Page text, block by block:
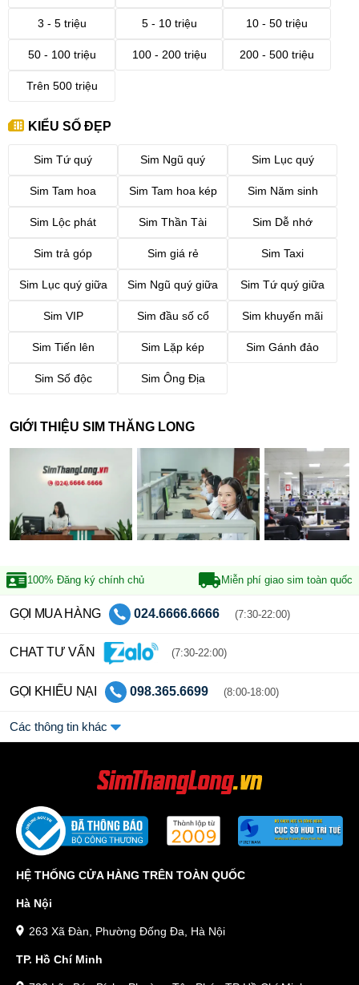
3 - 5 triệu 5 - 10 triệu 10 - 50 triệu
50 - 100 triệu 100 - 200 triệu 200 - 500 triệu
Trên 500 triệu
KIỂU SỐ ĐẸP
Sim Tứ quý Sim Ngũ quý Sim Lục quý
Sim Tam hoa Sim Tam hoa kép Sim Năm sinh
Sim Lộc phát Sim Thần Tài Sim Dễ nhớ
Sim trả góp Sim giá rẻ Sim Taxi
Sim Lục quý giữa Sim Ngũ quý giữa Sim Tứ quý giữa
Sim VIP Sim đầu số cổ Sim khuyến mãi
Sim Tiến lên Sim Lặp kép Sim Gánh đảo
Sim Số độc Sim Ông Địa
GIỚI THIỆU SIM THĂNG LONG
100% Đăng ký chính chủ Miễn phí giao sim toàn quốc
GỌI MUA HÀNG 024.6666.6666 (7:30-22:00)
CHAT TƯ VẤN (7:30-22:00)
GỌI KHIẾU NẠI 098.365.6699 (8:00-18:00)
Các thông tin khác
HỆ THỐNG CỬA HÀNG TRÊN TOÀN QUỐC
Hà Nội
263 Xã Đàn, Phường Đống Đa, Hà Nội
TP. Hồ Chí Minh